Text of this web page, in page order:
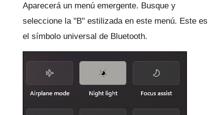
Aparecerá un menú emergente. Busque y
seleccione la "B" estilizada en este menú. Este es
el símbolo universal de Bluetooth.